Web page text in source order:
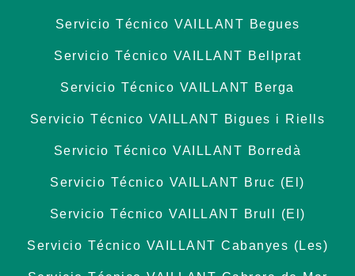
Servicio Técnico VAILLANT Begues
Servicio Técnico VAILLANT Bellprat
Servicio Técnico VAILLANT Berga
Servicio Técnico VAILLANT Bigues i Riells
Servicio Técnico VAILLANT Borredà
Servicio Técnico VAILLANT Bruc (El)
Servicio Técnico VAILLANT Brull (El)
Servicio Técnico VAILLANT Cabanyes (Les)